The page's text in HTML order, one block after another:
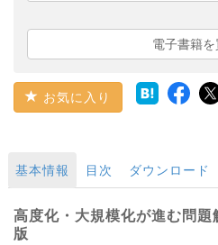
電子書籍を
お気に入り
基本情報 目次 ダウンロード
高度化・大規模化が進む問題
版